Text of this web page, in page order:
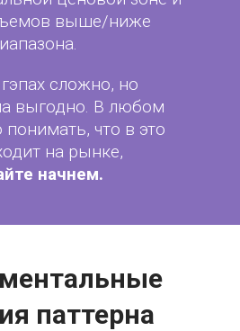
выше/ниже
сложно, но
выгодно. В любом
понимать, что в это
на рынке,
начнем.
паттерна